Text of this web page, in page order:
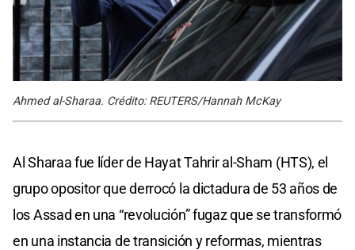
Ahmed al-Sharaa. Crédito: REUTERS/Hannah McKay
Al Sharaa fue líder de Hayat Tahrir al-Sham (HTS), el
grupo opositor que derrocó la dictadura de 53 años de
los Assad en una “revolución” fugaz que se transformó
en una instancia de transición y reformas, mientras